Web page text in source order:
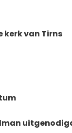
kerk van Tirns